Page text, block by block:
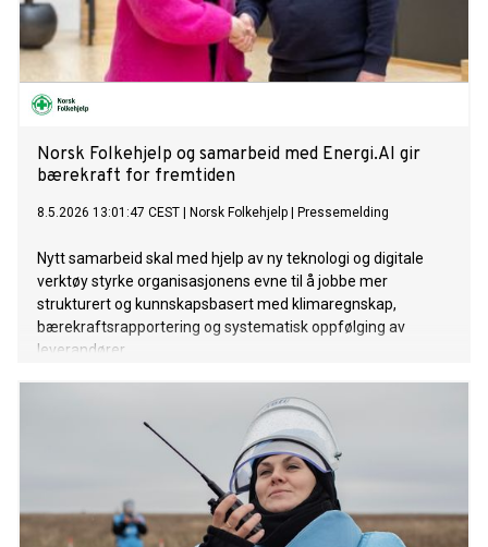
Norsk Folkehjelp og samarbeid med Energi.AI gir
bærekraft for fremtiden
8.5.2026 13:01:47 CEST Norsk Folkehjelp Pressemelding
Nytt samarbeid skal med hjelp av ny teknologi og digitale
verktøy styrke organisasjonens evne til å jobbe mer
strukturert og kunnskapsbasert med klimaregnskap,
bærekraftsrapportering og systematisk oppfølging av
leverandører.